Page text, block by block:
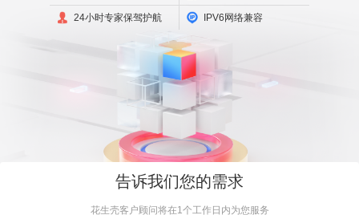
24小时专家保驾护航 IPV6网络兼容
告诉我们您的需求
花生壳客户顾问将在1个工作日内为您服务